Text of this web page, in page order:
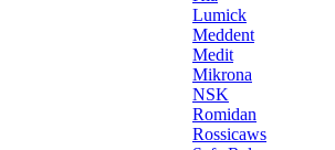
Lumick
Meddent
Medit
Mikrona
NSK
Romidan
Rossicaws